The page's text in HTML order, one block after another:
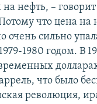
на нефть, –
что цена на
очень сильно
1980 годом. В
что было
революция,